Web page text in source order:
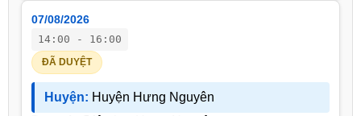
07/08/2026
14:00 - 16:00
ĐÃ DUYỆT
Huyện: Huyện Hưng Nguyên